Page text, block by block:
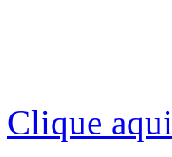
Clique aqui